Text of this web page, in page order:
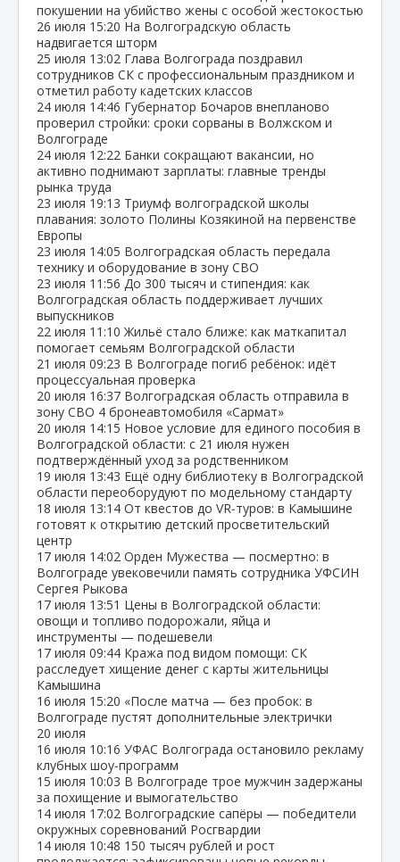
покушении на убийство жены с особой жестокостью
26 июля 15:20 На Волгоградскую область
надвигается шторм
25 июля 13:02 Глава Волгограда поздравил
сотрудников СК с профессиональным праздником и
отметил работу кадетских классов
24 июля 14:46 Губернатор Бочаров внепланово
проверил стройки: сроки сорваны в Волжском и
Волгограде
24 июля 12:22 Банки сокращают вакансии, но
активно поднимают зарплаты: главные тренды
рынка труда
23 июля 19:13 Триумф волгоградской школы
плавания: золото Полины Козякиной на первенстве
Европы
23 июля 14:05 Волгоградская область передала
технику и оборудование в зону СВО
23 июля 11:56 До 300 тысяч и стипендия: как
Волгоградская область поддерживает лучших
выпускников
22 июля 11:10 Жильё стало ближе: как маткапитал
помогает семьям Волгоградской области
21 июля 09:23 В Волгограде погиб ребёнок: идёт
процессуальная проверка
20 июля 16:37 Волгоградская область отправила в
зону СВО 4 бронеавтомобиля «Сармат»
20 июля 14:15 Новое условие для единого пособия в
Волгоградской области: с 21 июля нужен
подтверждённый уход за родственником
19 июля 13:43 Ещё одну библиотеку в Волгоградской
области переоборудуют по модельному стандарту
18 июля 13:14 От квестов до VR‑туров: в Камышине
готовят к открытию детский просветительский
центр
17 июля 14:02 Орден Мужества — посмертно: в
Волгограде увековечили память сотрудника УФСИН
Сергея Рыкова
17 июля 13:51 Цены в Волгоградской области:
овощи и топливо подорожали, яйца и
инструменты — подешевели
17 июля 09:44 Кража под видом помощи: СК
расследует хищение денег с карты жительницы
Камышина
16 июля 15:20 «После матча — без пробок: в
Волгограде пустят дополнительные электрички
20 июля
16 июля 10:16 УФАС Волгограда остановило рекламу
клубных шоу‑программ
15 июля 10:03 В Волгограде трое мужчин задержаны
за похищение и вымогательство
14 июля 17:02 Волгоградские сапёры — победители
окружных соревнований Росгвардии
14 июля 10:48 150 тысяч рублей и рост